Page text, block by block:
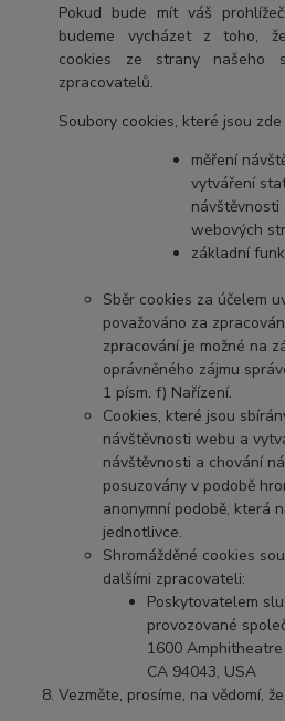
Pokud bude mít váš
budeme vycházet z toho,
cookies ze strany našeho
zpracovatelů.
Soubory cookies, které jsou
měření
vytváření
návštěvnosti
webových
základní
Sběr cookies za účelem
považováno za
zpracování je možné na
oprávněného zájmu
1 písm. f) Nařízení.
Cookies, které jsou
návštěvnosti webu a
návštěvnosti a chování
posuzovány v podobě
anonymní podobě, která
jednotlivce.
Shromážděné cookies
dalšími zpracovateli:
Poskytovatelem
provozované
1600
CA 94043, USA
Vezměte, prosíme, na vědomí,